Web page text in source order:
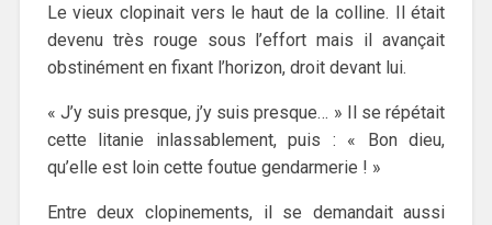
Le vieux clopinait vers le haut de la colline. Il était
devenu très rouge sous l’effort mais il avançait
obstinément en fixant l’horizon, droit devant lui.
« J’y suis presque, j’y suis presque… » Il se répétait
cette litanie inlassablement, puis : « Bon dieu,
qu’elle est loin cette foutue gendarmerie ! »
Entre deux clopinements, il se demandait aussi